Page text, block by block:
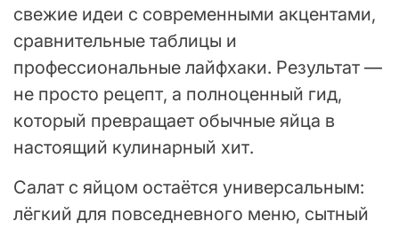
свежие идеи с современными акцентами,
сравнительные таблицы и
профессиональные лайфхаки. Результат —
не просто рецепт, а полноценный гид,
который превращает обычные яйца в
настоящий кулинарный хит.
Салат с яйцом остаётся универсальным:
лёгкий для повседневного меню, сытный